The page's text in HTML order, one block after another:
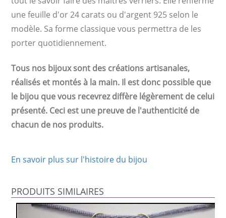
une feuille d'or 24 carats ou d'argent 925 selon le
modèle. Sa forme classique vous permettra de les
porter quotidiennement.
Tous nos bijoux sont des créations artisanales,
réalisés et montés à la main. Il est donc possible que
le bijou que vous recevrez diffère légèrement de celui
présenté. Ceci est une preuve de l'authenticité de
chacun de nos produits.
En savoir plus sur l'histoire du bijou
PRODUITS SIMILAIRES